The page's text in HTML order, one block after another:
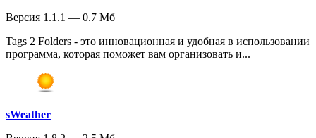
Версия 1.1.1 — 0.7 Мб
Tags 2 Folders - это инновационная и удобная в использовании
программа, которая поможет вам организовать и...
sWeather